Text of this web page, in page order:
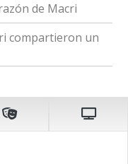
de Macri
compartieron un